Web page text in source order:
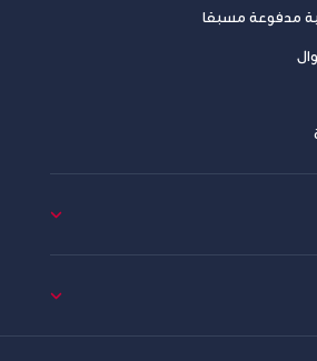
مدفوعة مسبقا